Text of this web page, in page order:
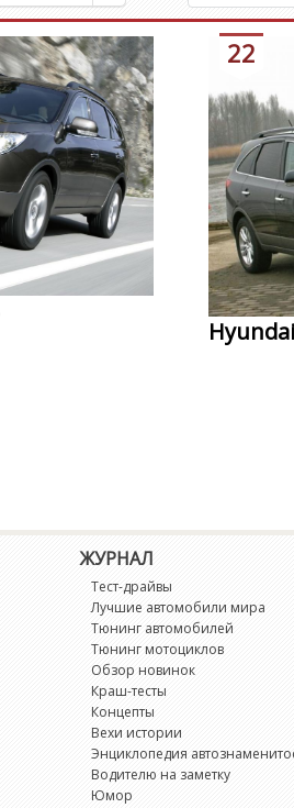
22
ЖУРНАЛ
Тест-драйвы
Лучшие автомобили мира
Тюнинг автомобилей
Тюнинг мотоциклов
Обзор новинок
Краш-тесты
Концепты
Вехи истории
Энциклопедия
Водителю на заметку
Юмор